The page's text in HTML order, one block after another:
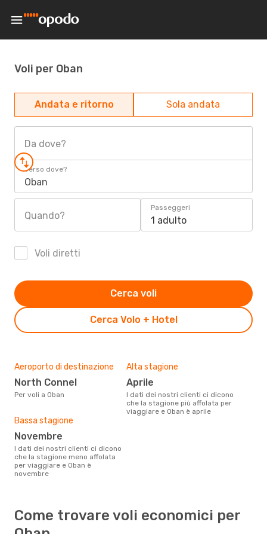
Voli per Oban
Andata e ritorno Sola andata
Da dove?
Verso dove?
Oban
Quando?
Passeggeri
1 adulto
Voli diretti
Cerca Volo + Hotel
Cerca voli
Aeroporto di destinazione
North Connel
Per voli a Oban
Alta stagione
aprile
I dati dei nostri clienti ci dicono
che la stagione più affolata per
viaggiare e Oban è aprile
Bassa stagione
novembre
I dati dei nostri clienti ci dicono
che la stagione meno affolata
per viaggiare e Oban è
novembre
Come trovare voli economici per